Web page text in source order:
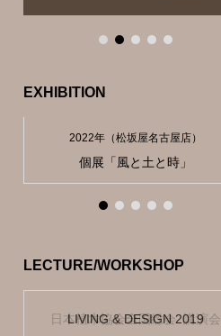
EXHIBITION
2022年（松坂屋名古屋店）
個展「風と土と時」
2019年（東京都中央区）
個展「創造」
Reborn Art Festival 2019
Van Cleef & Arpels
rooms EXPERIENCE
LECTURE/WORKSHOP
LIVING & DESIGN 2019
日本植木協会全国総会 講演会
東京都左官組合連合会主催 講演
神奈川県建築士会主催木造塾講
『つくるガウディ』講演会